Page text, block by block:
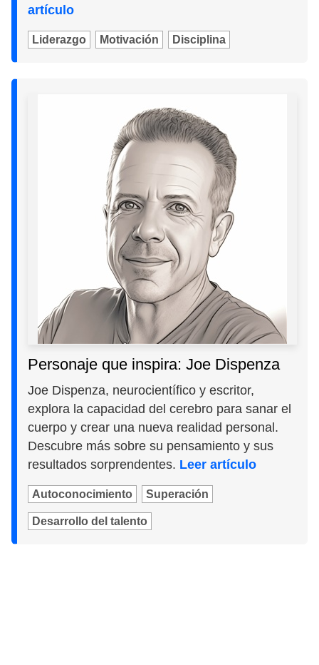
artículo
Liderazgo Motivación Disciplina
Personaje que inspira: Joe Dispenza
Joe Dispenza, neurocientífico y escritor,
explora la capacidad del cerebro para sanar el
cuerpo y crear una nueva realidad personal.
Descubre más sobre su pensamiento y sus
resultados sorprendentes. Leer artículo
Autoconocimiento Superación
Desarrollo del talento